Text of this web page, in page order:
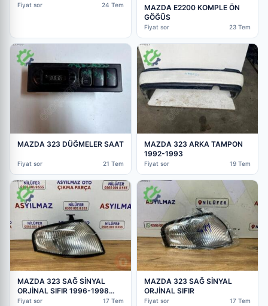
Fiyat sor 24 Tem
MAZDA E2200 KOMPLE ÖN
GÖĞÜS
Fiyat sor 23 Tem
MAZDA 323 DÜĞMELER SAAT
Fiyat sor 21 Tem
MAZDA 323 ARKA TAMPON
1992-1993
Fiyat sor 19 Tem
MAZDA 323 SAĞ SİNYAL
ORJİNAL SIFIR 1996-1998
OEM:B21H51060B
Fiyat sor 17 Tem
MAZDA 323 SAĞ SİNYAL
ORJİNAL SIFIR
Fiyat sor 17 Tem